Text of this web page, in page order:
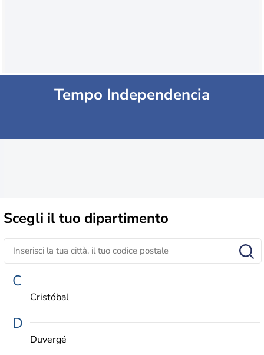
Tempo Independencia
Scegli iltuo dipartimento
C
Cristóbal
D
Duvergé